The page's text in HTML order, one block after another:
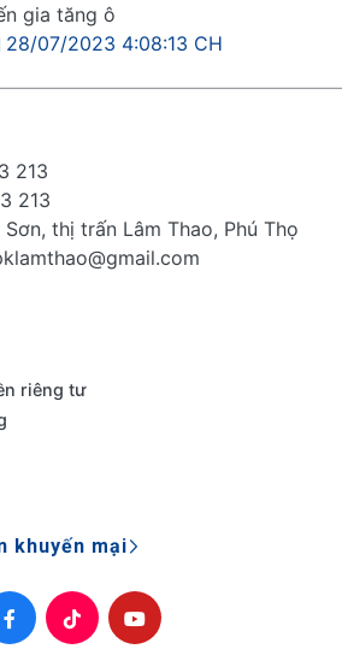
gia tăng ô
28/07/2023 4:08:13 CH
213
213
thị trấn Lâm Thao, Phú Thọ
riêng tư
khuyến mại